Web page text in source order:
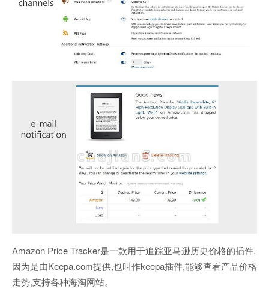
Amazon Price Tracker是一款用于追踪亚马逊历史价格的插件,
因为是由Keepa.com提供,也叫作keepa插件,能够查看产品价格
走势,支持各种海淘网站。